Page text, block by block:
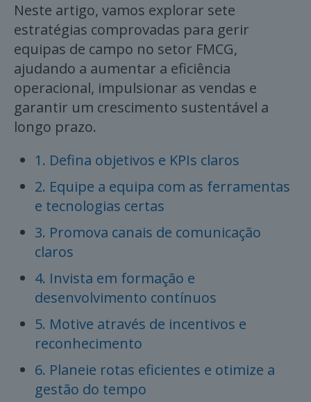
Neste artigo, vamos explorar sete
estratégias comprovadas para gerir
equipas de campo no setor FMCG,
ajudando a aumentar a eficiência
operacional, impulsionar as vendas e
garantir um crescimento sustentável a
longo prazo.
1. Defina objetivos e KPIs claros
2. Equipe a equipa com as ferramentas
e tecnologias certas
3. Promova canais de comunicação
claros
4. Invista em formação e
desenvolvimento contínuos
5. Motive através de incentivos e
reconhecimento
6. Planeie rotas eficientes e otimize a
gestão do tempo